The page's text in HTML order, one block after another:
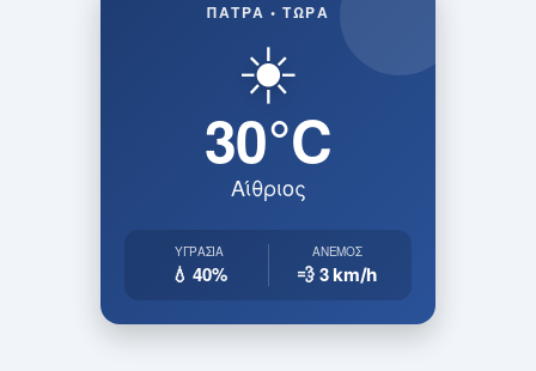
ΠΆΤΡΑ • ΤΏΡΑ
☀️
30°C
Αίθριος
ΥΓΡΑΣΊΑ
💧 40%
ΆΝΕΜΟΣ
💨 3km/h